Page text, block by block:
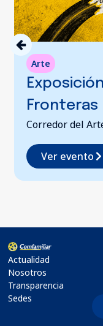
Exposición:
Fronteras
Corredor del Arte
Ver evento
Actualidad
Nosotros
Transparencia
Sedes